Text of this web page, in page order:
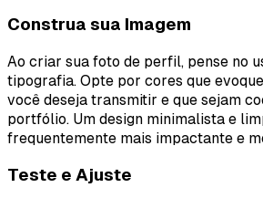
Construa sua Imagem
Ao criar sua foto de perfil, pense no
tipografia. Opte por cores que
você deseja transmitir e que sejam
portfólio. Um design minimalista e
frequentemente mais impactante e
Teste e Ajuste